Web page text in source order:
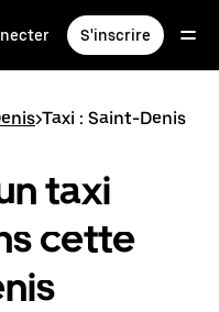
S'inscrire
>Taxi : Saint-Denis
taxi
cette